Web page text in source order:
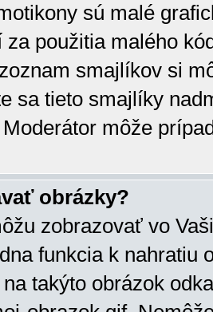
sú malé
použitia malého
smajlíkov si
sa tieto smajlíky
môže
obrázky?
zobrazovať vo
funkcia k nahratiu
takýto obrázok